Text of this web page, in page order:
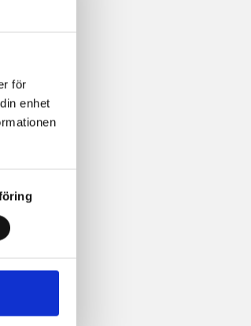
för
enhet